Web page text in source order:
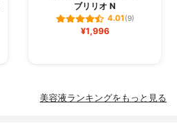
ブリリオ N
4.01(9)
¥1,996
美容液ランキングをもっと見る